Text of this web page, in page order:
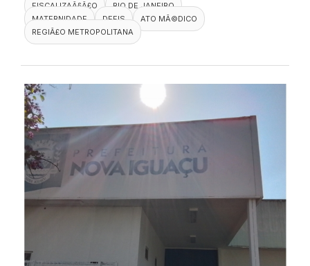
FISCALIZAÃ§Ã£O
RIO DE JANEIRO
MATERNIDADE
DEFIS
ATO MÃ©DICO
REGIÃ£O METROPOLITANA